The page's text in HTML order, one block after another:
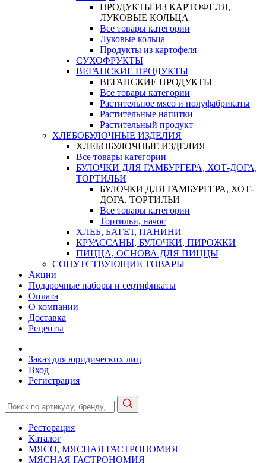
ПРОДУКТЫ ИЗ КАРТОФЕЛЯ,
ЛУКОВЫЕ КОЛЬЦА
Все товары категории
Луковые кольца
Продукты из картофеля
СУХОФРУКТЫ
ВЕГАНСКИЕ ПРОДУКТЫ
ВЕГАНСКИЕ ПРОДУКТЫ
Все товары категории
Растительное мясо и полуфабрикаты
Растительные напитки
Растительный продукт
ХЛЕБОБУЛОЧНЫЕ ИЗДЕЛИЯ
ХЛЕБОБУЛОЧНЫЕ ИЗДЕЛИЯ
Все товары категории
БУЛОЧКИ ДЛЯ ГАМБУРГЕРА, ХОТ-ДОГА,
ТОРТИЛЬИ
БУЛОЧКИ ДЛЯ ГАМБУРГЕРА, ХОТ-
ДОГА, ТОРТИЛЬИ
Все товары категории
Тортильи, начос
ХЛЕБ, БАГЕТ, ПАНИНИ
КРУАССАНЫ, БУЛОЧКИ, ПИРОЖКИ
ПИЦЦА, ОСНОВА ДЛЯ ПИЦЦЫ
СОПУТСТВУЮЩИЕ ТОВАРЫ
Акции
Подарочные наборы и сертификаты
Оплата
О компании
Доставка
Рецепты
Заказ для юридических лиц
Вход
Регистрация
Ресторация
Каталог
МЯСО, МЯСНАЯ ГАСТРОНОМИЯ
МЯСНАЯ ГАСТРОНОМИЯ